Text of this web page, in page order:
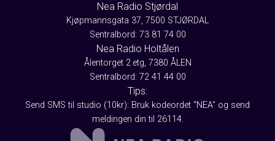
Nea Radio Stjørdal
Kjøpmannsgata 37, 7500 STJØRDAL
Sentralbord: 73 81 74 00
Nea Radio Holtålen
Ålentorget 2.etg, 7380 ÅLEN
Sentralbord: 72 41 44 00
Tips:
Send SMS til studio (10kr): Bruk kodeordet "NEA" og send
meldingen din til 26114.